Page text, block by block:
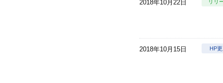
2018年10月22日 リリ
2018年10月15日 HP